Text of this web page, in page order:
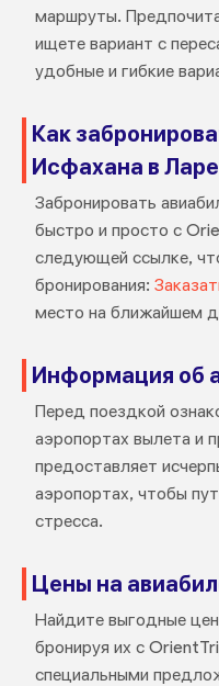
маршруты.
ищете вариант с
удобные и гибкие
Как
Исфахана в
Забронировать
быстро и просто с
следующей ссылке,
бронирования:
место на ближайшем
Информация об
Перед поездкой
аэропортах вылета и
предоставляет
аэропортах, чтобы
стресса.
Цены на
Найдите выгодные
бронируя их с
специальными